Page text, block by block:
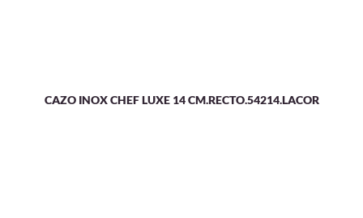
CAZO INOX CHEF LUXE 14 CM.RECTO.54214.LACOR